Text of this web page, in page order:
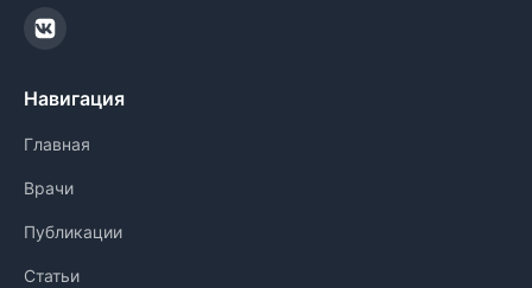
Навигация
Главная
Врачи
Публикации
Статьи